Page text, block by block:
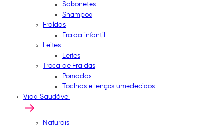
Sabonetes
Shampoo
Fraldas
Fralda infantil
Leites
Leites
Troca de Fraldas
Pomadas
Toalhas e lenços umedecidos
Vida Saudável
Naturais